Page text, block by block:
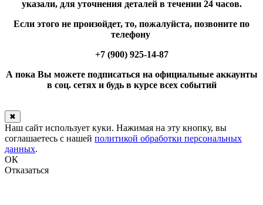
указали, для уточнения деталей в течении 24 часов.
Если этого не произойдет, то, пожалуйста, позвоните по
телефону
+7 (900) 925-14-87
А пока Вы можете подписаться на официальные аккаунты
в соц. сетях и будь в курсе всех событий
✖
Наш сайт использует куки. Нажимая на эту кнопку, вы
соглашаетесь с нашей политикой обработки персональных
данных.
ОК
Отказаться